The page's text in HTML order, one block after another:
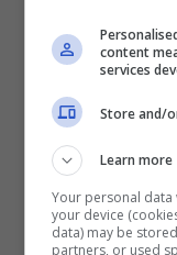
nerazzurri
molto più
la truppa di
Copenaghen,
content
services
Store and/
Learn more
Your personal
your device
data) may be
partners, or used